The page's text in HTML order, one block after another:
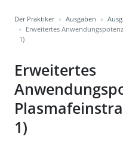
Der Praktiker Ausgaben
Erweitertes
1)
Erweitertes
1)